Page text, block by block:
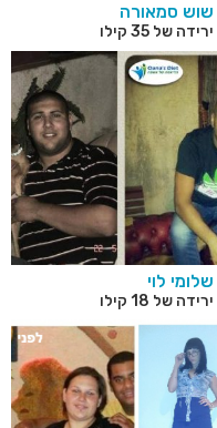
שוש סמאורה
ירידה של 35 קילו
שלומי לוי
ירידה של 18 קילו